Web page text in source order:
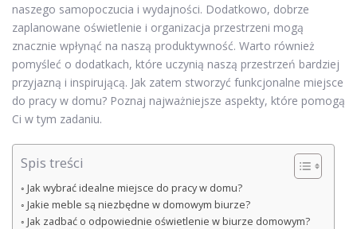
naszego samopoczucia i wydajności. Dodatkowo, dobrze
zaplanowane oświetlenie i organizacja przestrzeni mogą
znacznie wpłynąć na naszą produktywność. Warto również
pomyśleć o dodatkach, które uczynią naszą przestrzeń bardziej
przyjazną i inspirującą. Jak zatem stworzyć funkcjonalne miejsce
do pracy w domu? Poznaj najważniejsze aspekty, które pomogą
Ci w tym zadaniu.
Spis treści
Jak wybrać idealne miejsce do pracy w domu?
Jakie meble są niezbędne w domowym biurze?
Jak zadbać o odpowiednie oświetlenie w biurze domowym?